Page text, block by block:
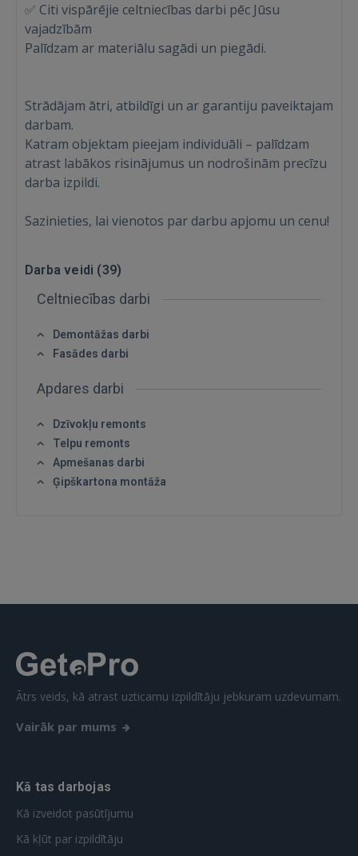
✅ Citi vispārējie celtniecības darbi pēc Jūsu
vajadzībām
Palīdzam ar materiālu sagādi un piegādi.
Strādājam ātri, atbildīgi un ar garantiju paveiktajam
darbam.
Katram objektam pieejam individuāli – palīdzam
atrast labākos risinājumus un nodrošinām precīzu
darba izpildi.
Sazinieties, lai vienotos par darbu apjomu un cenu!
Darba veidi (39)
Celtniecības darbi
Demontāžas darbi
Fasādes darbi
Apdares darbi
Dzīvokļu remonts
Telpu remonts
Apmešanas darbi
Ģipškartona montāža
Ātrs veids, kā atrast uzticamu izpildītāju jebkuram uzdevumam.
Vairāk par mums
Kā tas darbojas
Kā izveidot pasūtījumu
Kā kļūt par izpildītāju